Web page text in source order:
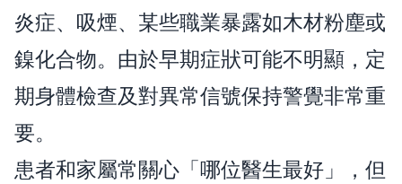
炎症、吸煙、某些職業暴露如木材粉塵或
鎳化合物。由於早期症狀可能不明顯，定
期身體檢查及對異常信號保持警覺非常重
要。
患者和家屬常關心「哪位醫生最好」，但